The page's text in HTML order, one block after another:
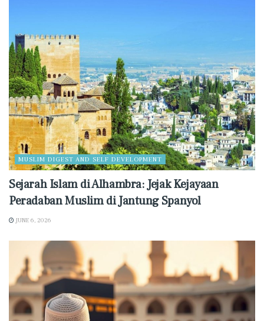
MUSLIM DIGEST AND SELF DEVELOPMENT
Sejarah Islam di Alhambra: Jejak Kejayaan
Peradaban Muslim di Jantung Spanyol
JUNE 6, 2026